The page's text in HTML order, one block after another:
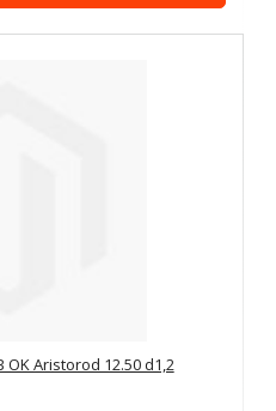
Aristorod 12.50 d1,2